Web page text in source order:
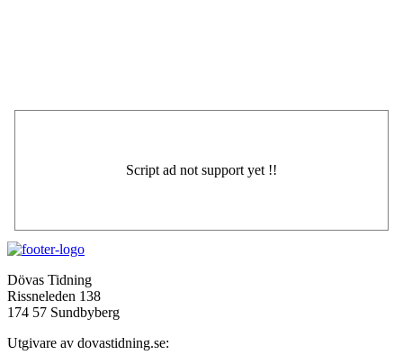
Dövas Tidning
Rissneleden 138
174 57 Sundbyberg
Utgivare av dovastidning.se: